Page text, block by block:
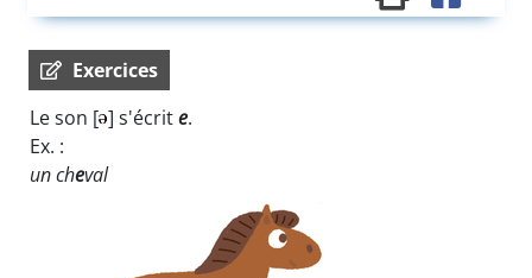
Exercices
Le son [ ] s'écrite.
Ex. :
un cheval